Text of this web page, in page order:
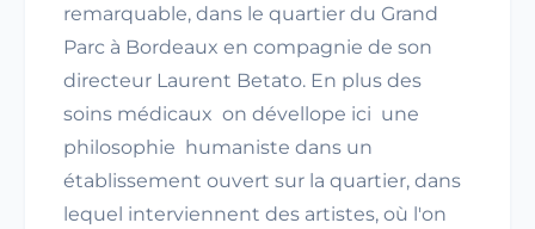
remarquable, dans le quartier du Grand
Parc à Bordeaux en compagnie de son
directeur Laurent Betato. En plus des
soins médicaux on dévellope ici une
philosophie humaniste dans un
établissement ouvert sur la quartier, dans
lequel interviennent des artistes, où l'on